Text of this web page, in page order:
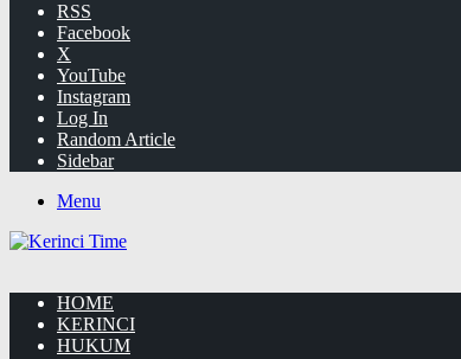
RSS
Facebook
X
YouTube
Instagram
Log In
Random Article
Sidebar
Menu
HOME
KERINCI
HUKUM